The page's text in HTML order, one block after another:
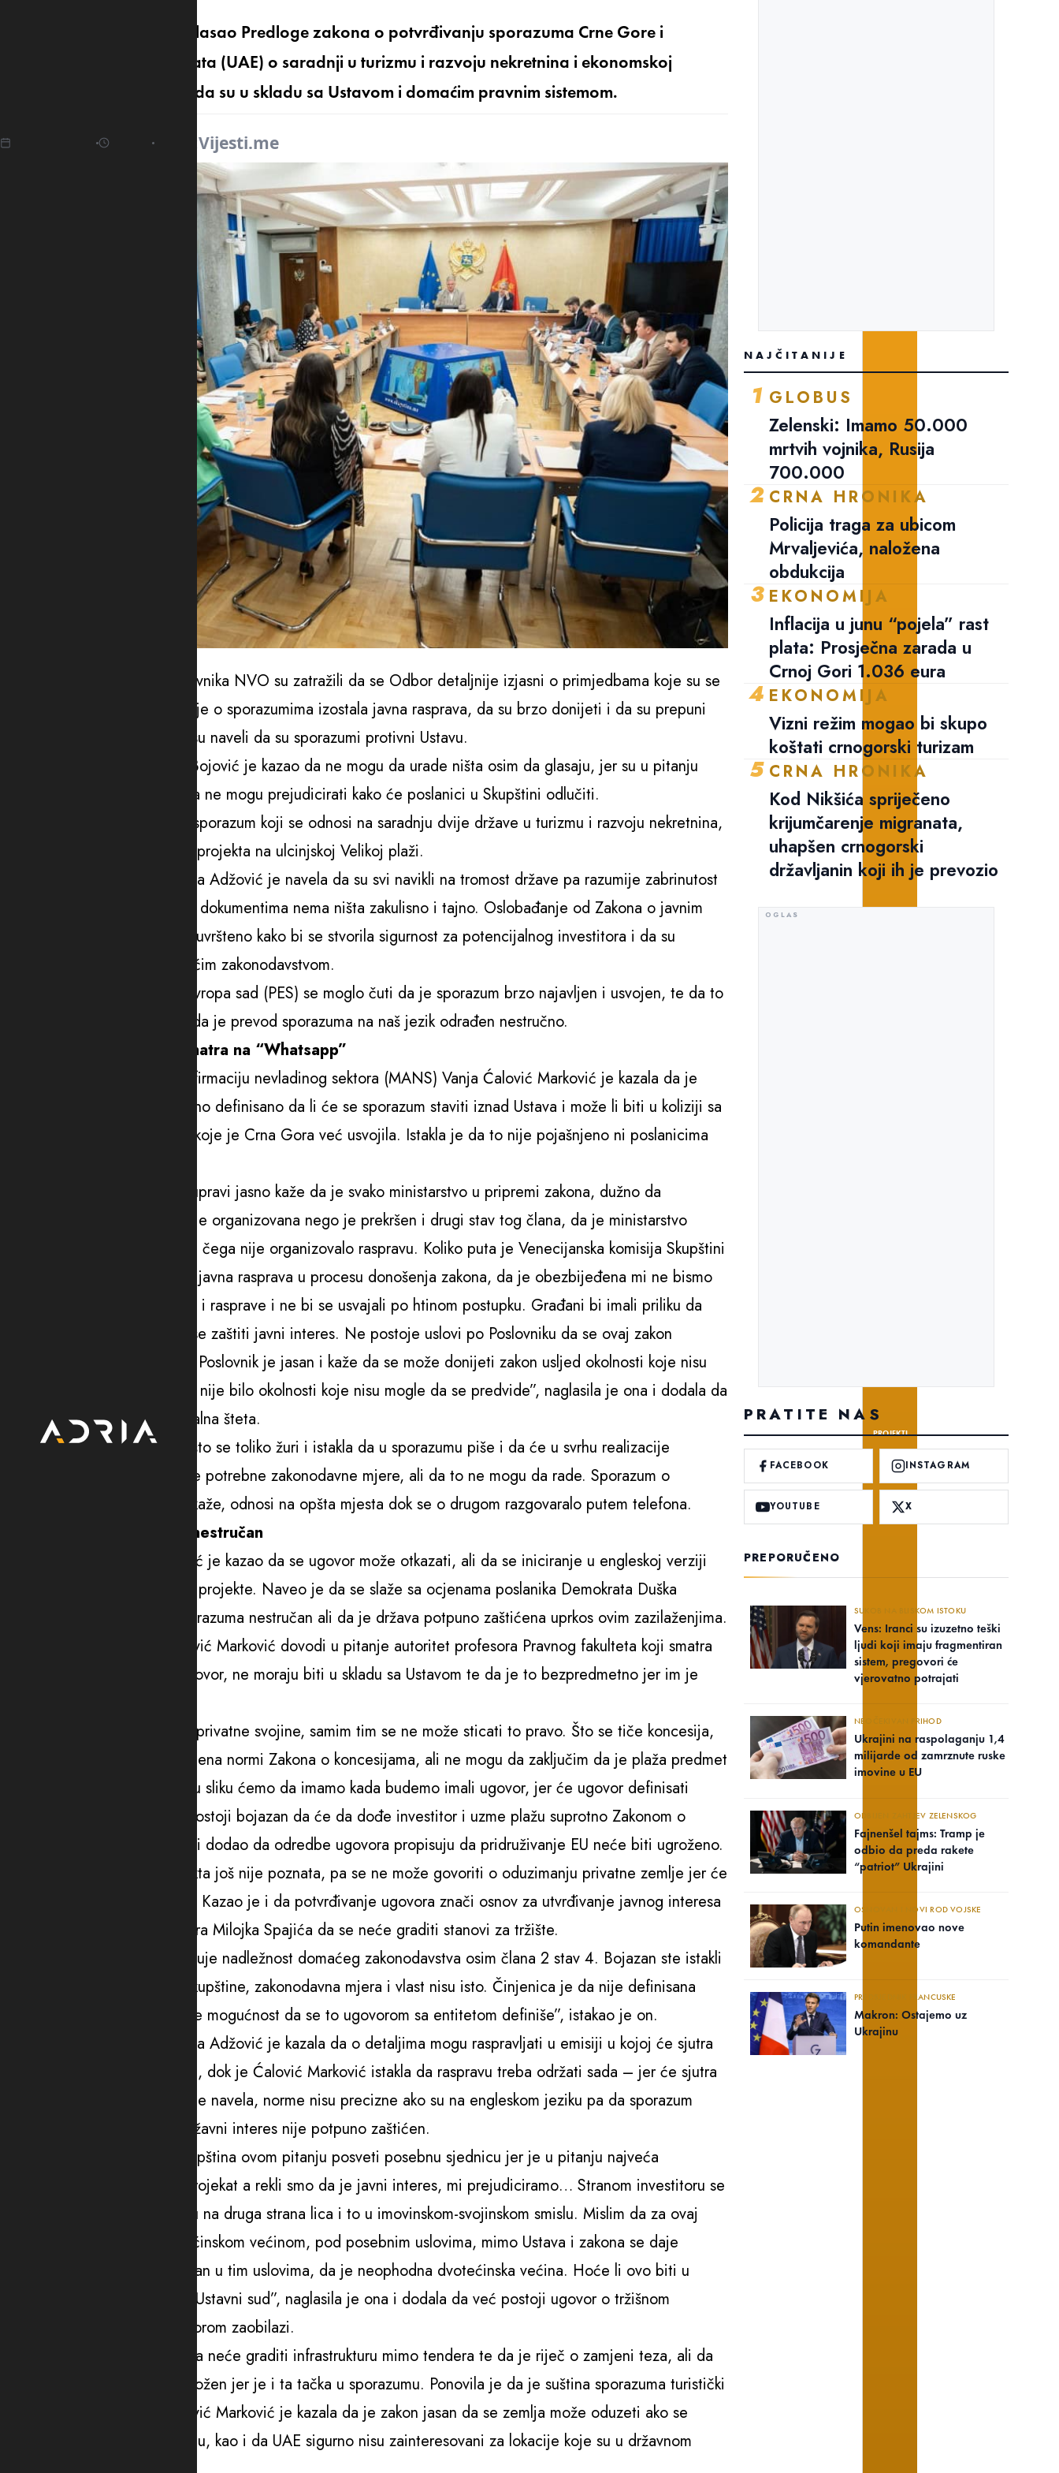
PROJEKTI
Zakonodavni odbor je izglasao Predloge zakona o potvrđivanju sporazuma Crne Gore i
Ujedinjenih Arapskih Emirata (UAE) o saradnji u turizmu i razvoju nekretnina i ekonomskoj
saradni, odnosno utvrdio da su u skladu sa Ustavom i domaćim pravnim sistemom.
Vijesti.me
Jedan broj poslanika i predstavnika NVO su zatražili da se Odbor detaljnije izjasni o primjedbama koje su se
čule na sjednici, odnosno da je o sporazumima izostala javna rasprava, da su brzo donijeti i da su prepuni
slovnih grešaka. Iz opozicije su naveli da su sporazumi protivni Ustavu.
Predsjednik Odbora Dragan Bojović je kazao da ne mogu da urade ništa osim da glasaju, jer su u pitanju
međudržavni sporazumi, te da ne mogu prejudicirati kako će poslanici u Skupštini odlučiti.
Glavna tema rasprave je bio sporazum koji se odnosi na saradnju dvije države u turizmu i razvoju nekretnina,
i potencijalna izgradnja megaprojekta na ulcinjskoj Velikoj plaži.
Ministarka javnih radova Majda Adžović je navela da su svi navikli na tromost države pa razumije zabrinutost
zbog brzine procesa, ali da u dokumentima nema ništa zakulisno i tajno. Oslobađanje od Zakona o javnim
nabavkama je kako je kazala, uvršteno kako bi se stvorila sigurnost za potencijalnog investitora i da su
sporazumi usklađeni sa domaćim zakonodavstvom.
Iz poslaničkih klupa Pokreta Evropa sad (PES) se moglo čuti da je sporazum brzo najavljen i usvojen, te da to
otvara prostor za kritiku, ali i da je prevod sporazuma na naš jezik odrađen nestručno.
Najveća investicija se razmatra na “Whatsapp”
Izvršna direktorka Mreže za afirmaciju nevladinog sektora (MANS) Vanja Ćalović Marković je kazala da je
konkretno sporno, što nije jasno definisano da li će se sporazum staviti iznad Ustava i može li biti u koliziji sa
međunarodnim sporazumima koje je Crna Gora već usvojila. Istakla je da to nije pojašnjeno ni poslanicima
“Član 52 Zakona o državnoj upravi jasno kaže da je svako ministarstvo u pripremi zakona, dužno da
organizuje javnu raspravu. Nije organizovana nego je prekršen i drugi stav tog člana, da je ministarstvo
dužno da navede razlog zbog čega nije organizovalo raspravu. Koliko puta je Venecijanska komisija Skupštini
rekla da se mora obezbijediti javna rasprava u procesu donošenja zakona, da je obezbijeđena mi ne bismo
imali ove nejasnoće, diskusije i rasprave i ne bi se usvajali po htinom postupku. Građani bi imali priliku da
predlažu dodatne načine da se zaštiti javni interes. Ne postoje uslovi po Poslovniku da se ovaj zakon
razmatra po hitnoj proceduri, Poslovnik je jasan i kaže da se može donijeti zakon usljed okolnosti koje nisu
mogle da se predvide. Ovdje nije bilo okolnosti koje nisu mogle da se predvide”, naglasila je ona i dodala da
se nije razmatrala ni potencijalna šteta.
Ćalović Marković je pitala zašto se toliko žuri i istakla da u sporazumu piše i da će u svrhu realizacije
projekata Vlada sprovoditi sve potrebne zakonodavne mjere, ali da to ne mogu da rade. Sporazum o
ekonomskoj saradnji se kako kaže, odnosi na opšta mjesta dok se o drugom razgovaralo putem telefona.
Država zaštićena, prevod nestručan
Poslanik PES-a Darko Dragović je kazao da se ugovor može otkazati, ali da se iniciranje u engleskoj verziji
ugovora odnosi na pokrenute projekte. Naveo je da se slaže sa ocjenama poslanika Demokrata Duška
Stijepovića, da je prevod sporazuma nestručan ali da je država potpuno zaštićena uprkos ovim zazilaženjima.
Dragović je naglasio da Ćalović Marković dovodi u pitanje autoritet profesora Pravnog fakulteta koji smatra
da potvrđeni međudržavni ugovor, ne moraju biti u skladu sa Ustavom te da je to bezpredmetno jer im je
“Plaža ne može biti predmet privatne svojine, samim tim se ne može sticati to pravo. Što se tiče koncesija,
tačno je da se isključuje primjena normi Zakona o koncesijama, ali ne mogu da zaključim da je plaža predmet
sporazuma. Potpuno drugačiju sliku ćemo da imamo kada budemo imali ugovor, jer će ugovor definisati
mikrolokaciju. Apsolutno ne postoji bojazan da će da dođe investitor i uzme plažu suprotno Zakonom o
morskom dobru”, kazao je on i dodao da odredbe ugovora propisuju da pridruživanje EU neće biti ugroženo.
Naglasio je da lokacija projekta još nije poznata, pa se ne može govoriti o oduzimanju privatne zemlje jer će
se možda graditi na državnoj. Kazao je i da potvrđivanje ugovora znači osnov za utvrđivanje javnog interesa
te da imaju uvjerenja premijera Milojka Spajića da se neće graditi stanovi za tržište.
“Nijedan drugi član ne isključuje nadležnost domaćeg zakonodavstva osim člana 2 stav 4. Bojazan ste istakli
da Vlada uzima nadležnost Skupštine, zakonodavna mjera i vlast nisu isto. Činjenica je da nije definisana
arbitraža ali to ne ne isključuje mogućnost da se to ugovorom sa entitetom definiše”, istakao je on.
Ministarka javnih radova Majda Adžović je kazala da o detaljima mogu raspravljati u emisiji u kojoj će sjutra
gostovati sa Ćalović Marković, dok je Ćalović Marković istakla da raspravu treba održati sada – jer će sjutra
zakon već biti usvojen. Kako je navela, norme nisu precizne ako su na engleskom jeziku pa da sporazum
treba vratiti na doradu ako državni interes nije potpuno zaštićen.
“Ništa se neće desiti ako Skupština ovom pitanju posveti posebnu sjednicu jer je u pitanju najveća
investicija. Mi nismo vidjeli projekat a rekli smo da je javni interes, mi prejudiciramo… Stranom investitoru se
daje poseban status u odnosu na druga strana lica i to u imovinskom-svojinskom smislu. Mislim da za ovaj
sporazum treba glasati dvotećinskom većinom, pod posebnim uslovima, mimo Ustava i zakona se daje
nepoznatom licu. Ustav je jasan u tim uslovima, da je neophodna dvotećinska većina. Hoće li ovo biti u
skladu sa Ustavom će cijeniti Ustavni sud”, naglasila je ona i dodala da već postoji ugovor o tržišnom
takmičenju, što se ovim ugovorom zaobilazi.
Adžović je pojasnila da država neće graditi infrastrukturu mimo tendera te da je riječ o zamjeni teza, ali da
evropski put ne može biti ugrožen jer je i ta tačka u sporazumu. Ponovila je da je suština sporazuma turistički
projekat a ne stambeni. Ćalović Marković je kazala da je zakon jasan da se zemlja može oduzeti ako se
utvrdi javni interes, uz naknadu, kao i da UAE sigurno nisu zainteresovani za lokacije koje su u državnom
NAJČITANIJE
1 GLOBUS
Zelenski: Imamo 50.000
mrtvih vojnika, Rusija
700.000
2 CRNA HRONIKA
Policija traga za ubicom
Mrvaljevića, naložena
obdukcija
3 EKONOMIJA
Inflacija u junu “pojela” rast
plata: Prosječna zarada u
Crnoj Gori 1.036 eura
4 EKONOMIJA
Vizni režim mogao bi skupo
koštati crnogorski turizam
5 CRNA HRONIKA
Kod Nikšića spriječeno
krijumčarenje migranata,
uhapšen crnogorski
državljanin koji ih je prevozio
PRATITE NAS
FACEBOOK INSTAGRAM
YOUTUBE X
PREPORUČENO
SUKOB NA BLISKOM ISTOKU
Vens: Iranci su izuzetno teški
ljudi koji imaju fragmentiran
sistem, pregovori će
vjerovatno potrajati
NEOČEKIVAN PRIHOD
Ukrajini na raspolaganju 1,4
milijarde od zamrznute ruske
imovine u EU
ODBIJEN ZAHTJEV ZELENSKOG
Fajnenšel tajms: Tramp je
odbio da preda rakete
“patriot” Ukrajini
OSNOVAN I NOVI ROD VOJSKE
Putin imenovao nove
komandante
PREDSJEDNIK FRANCUSKE
Makron: Ostajemo uz
Ukrajinu